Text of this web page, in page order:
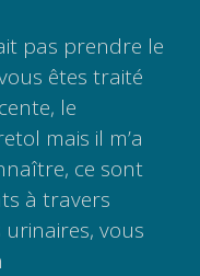
pas prendre le
êtes traité
le
mais il m’a
ce sont
à travers
urinaires, vous